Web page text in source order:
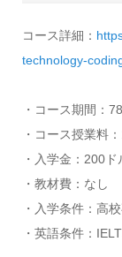
コース詳細：
technology-
・コース期間：
・コース授業料
・入学金：200ド
・教材費：なし
・入学条件：高
・英語条件：